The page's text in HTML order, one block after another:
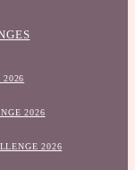
2026
2026
2026